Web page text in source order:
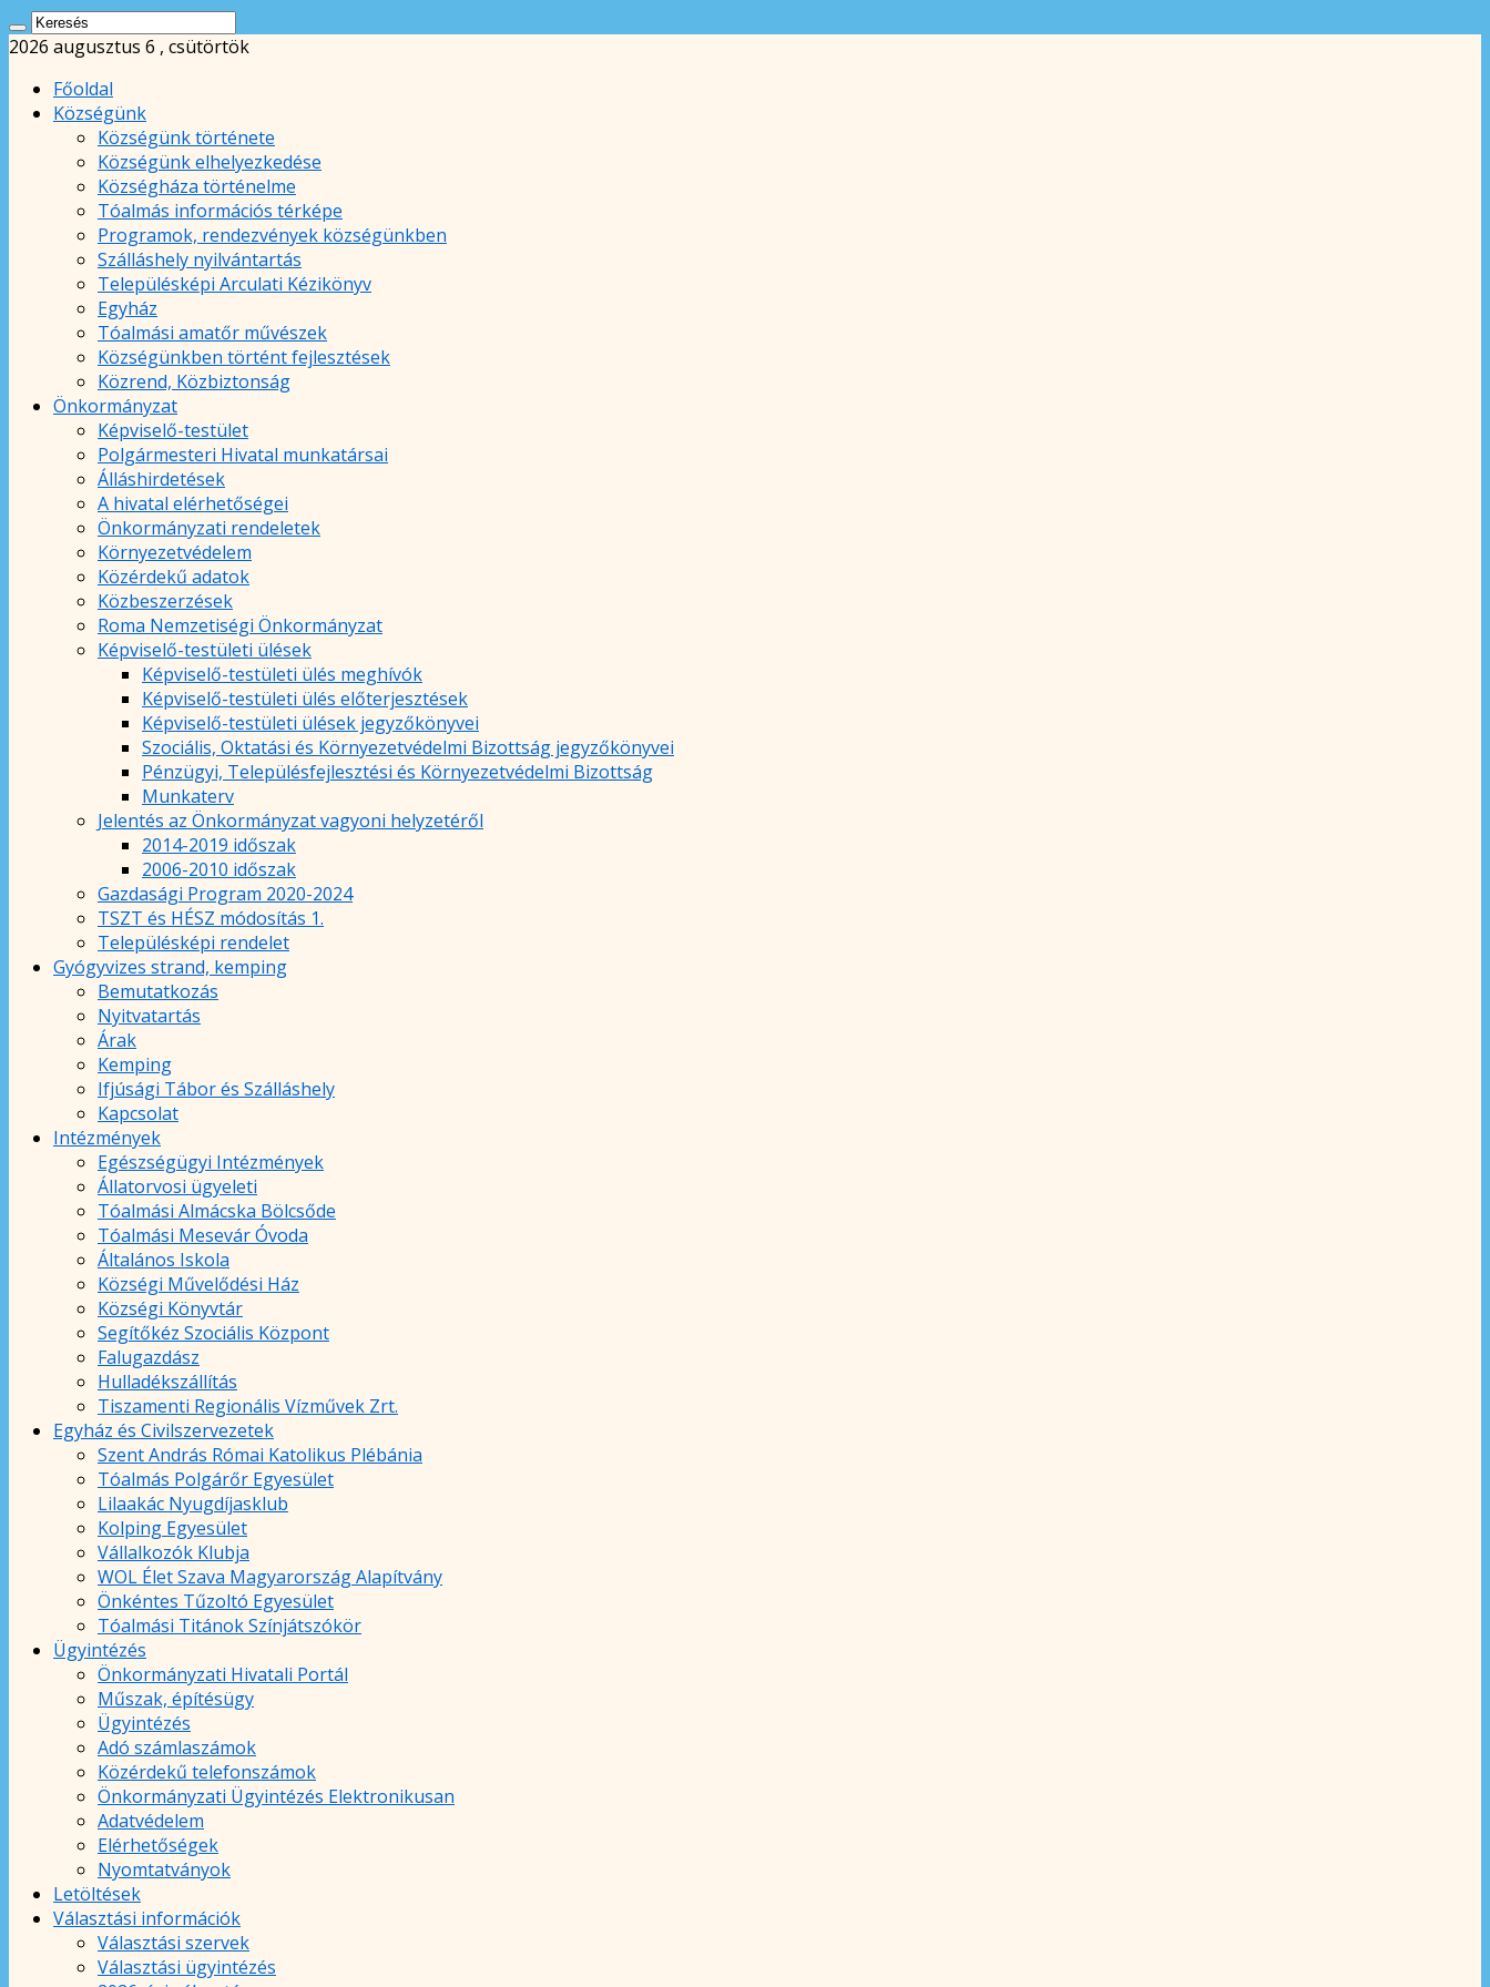
2026 augusztus 6 , csütörtök
Főoldal
Községünk
Községünk története
Községünk elhelyezkedése
Községháza történelme
Tóalmás információs térképe
Programok, rendezvények községünkben
Szálláshely nyilvántartás
Településképi Arculati Kézikönyv
Egyház
Tóalmási amatőr művészek
Községünkben történt fejlesztések
Közrend, Közbiztonság
Önkormányzat
Képviselő-testület
Polgármesteri Hivatal munkatársai
Álláshirdetések
A hivatal elérhetőségei
Önkormányzati rendeletek
Környezetvédelem
Közérdekű adatok
Közbeszerzések
Roma Nemzetiségi Önkormányzat
Képviselő-testületi ülések
Képviselő-testületi ülés meghívók
Képviselő-testületi ülés előterjesztések
Képviselő-testületi ülések jegyzőkönyvei
Szociális, Oktatási és Környezetvédelmi Bizottság jegyzőkönyvei
Pénzügyi, Településfejlesztési és Környezetvédelmi Bizottság
Munkaterv
Jelentés az Önkormányzat vagyoni helyzetéről
2014-2019 időszak
2006-2010 időszak
Gazdasági Program 2020-2024
TSZT és HÉSZ módosítás 1.
Településképi rendelet
Gyógyvizes strand, kemping
Bemutatkozás
Nyitvatartás
Árak
Kemping
Ifjúsági Tábor és Szálláshely
Kapcsolat
Intézmények
Egészségügyi Intézmények
Állatorvosi ügyeleti
Tóalmási Almácska Bölcsőde
Tóalmási Mesevár Óvoda
Általános Iskola
Községi Művelődési Ház
Községi Könyvtár
Segítőkéz Szociális Központ
Falugazdász
Hulladékszállítás
Tiszamenti Regionális Vízművek Zrt.
Egyház és Civilszervezetek
Szent András Római Katolikus Plébánia
Tóalmás Polgárőr Egyesület
Lilaakác Nyugdíjasklub
Kolping Egyesület
Vállalkozók Klubja
WOL Élet Szava Magyarország Alapítvány
Önkéntes Tűzoltó Egyesület
Tóalmási Titánok Színjátszókör
Ügyintézés
Önkormányzati Hivatali Portál
Műszak, építésügy
Ügyintézés
Adó számlaszámok
Közérdekű telefonszámok
Önkormányzati Ügyintézés Elektronikusan
Adatvédelem
Elérhetőségek
Nyomtatványok
Letöltések
Választási információk
Választási szervek
Választási ügyintézés